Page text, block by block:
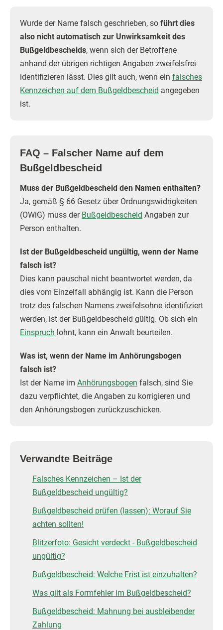
Wurde der Name falsch geschrieben, so führt dies
also nicht automatisch zur Unwirksamkeit des
Bußgeldbescheids, wenn sich der Betroffene
anhand der übrigen richtigen Angaben zweifelsfrei
identifizieren lässt. Dies gilt auch, wenn ein falsches
Kennzeichen auf dem Bußgeldbescheid angegeben
ist.
FAQ – Falscher Name auf dem
Bußgeldbescheid
Muss der Bußgeldbescheid den Namen enthalten?
Ja, gemäß § 66 Gesetz über Ordnungswidrigkeiten
(OWiG) muss der Bußgeldbescheid Angaben zur
Person enthalten.
Ist der Bußgeldbescheid ungültig, wenn der Name
falsch ist?
Dies kann pauschal nicht beantwortet werden, da
dies vom Einzelfall abhängig ist. Kann die Person
trotz des falschen Namens zweifelsohne identifiziert
werden, ist der Bußgeldbescheid gültig. Ob sich ein
Einspruch lohnt, kann ein Anwalt beurteilen.
Was ist, wenn der Name im Anhörungsbogen
falsch ist?
Ist der Name im Anhörungsbogen falsch, sind Sie
dazu verpflichtet, die Angaben zu korrigieren und
den Anhörungsbogen zurückzuschicken.
Verwandte Beiträge
Falsches Kennzeichen – Ist der
Bußgeldbescheid ungültig?
Bußgeldbescheid prüfen (lassen): Worauf Sie
achten sollten!
Blitzerfoto: Gesicht verdeckt - Bußgeldbescheid
ungültig?
Bußgeldbescheid: Welche Frist ist einzuhalten?
Was gilt als Formfehler im Bußgeldbescheid?
Bußgeldbescheid: Mahnung bei ausbleibender
Zahlung